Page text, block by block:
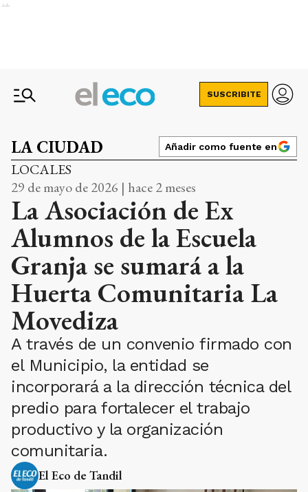
Ads
SUSCRIBITE
LA CIUDAD Añadir como fuente en
LOCALES
29 de mayo de 2026 | hace 2 meses
La Asociación de Ex
Alumnos de la Escuela
Granja se sumará a la
Huerta Comunitaria La
Movediza
A través de un convenio firmado con
el Municipio, la entidad se
incorporará a la dirección técnica del
predio para fortalecer el trabajo
productivo y la organización
comunitaria.
El Eco de Tandil